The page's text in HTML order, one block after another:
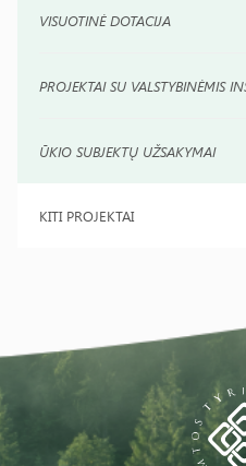
VISUOTINĖ DOTACIJA
PROJEKTAI SU VALSTYBINĖMIS
ŪKIO SUBJEKTŲ UŽSAKYMAI
KITI PROJEKTAI